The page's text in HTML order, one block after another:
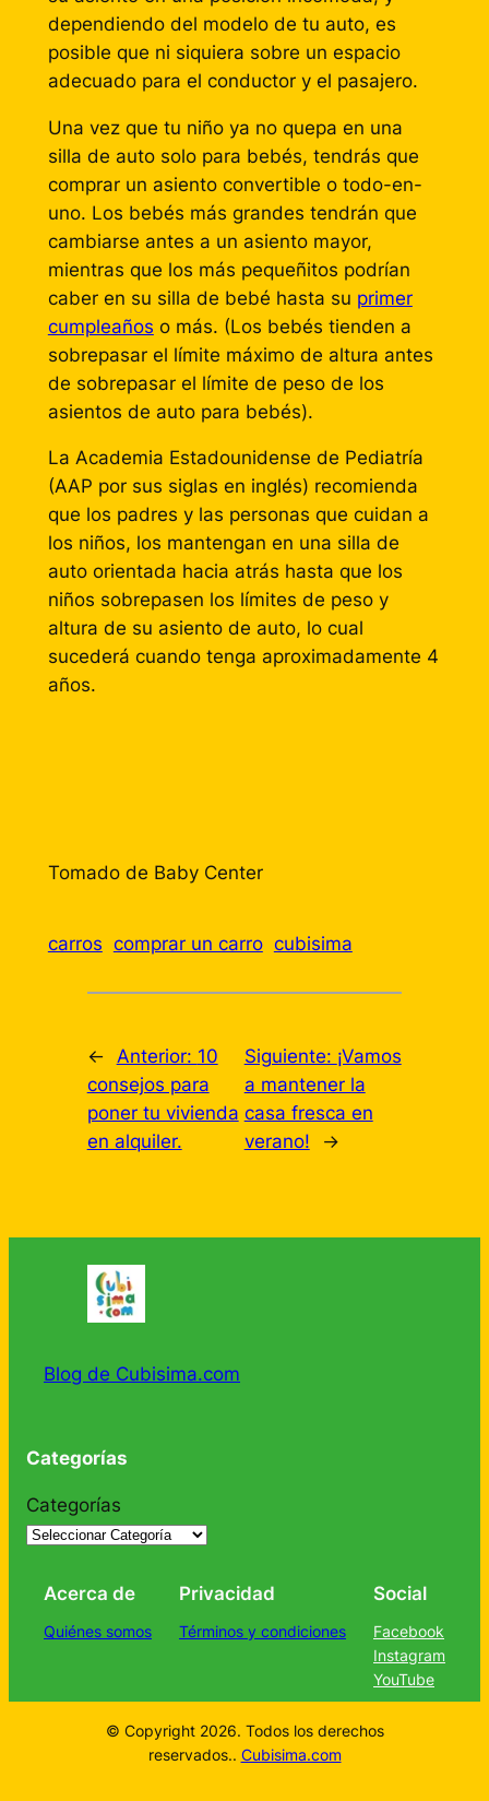
dependiendo del modelo de tu auto, es
posible que ni siquiera sobre un espacio
adecuado para el conductor y el pasajero.
Una vez que tu niño ya no quepa en una
silla de auto solo para bebés, tendrás que
comprar un asiento convertible o todo-en-
uno. Los bebés más grandes tendrán que
cambiarse antes a un asiento mayor,
mientras que los más pequeñitos podrían
caber en su silla de bebé hasta su primer
cumpleaños o más. (Los bebés tienden a
sobrepasar el límite máximo de altura antes
de sobrepasar el límite de peso de los
asientos de auto para bebés).
La Academia Estadounidense de Pediatría
(AAP por sus siglas en inglés) recomienda
que los padres y las personas que cuidan a
los niños, los mantengan en una silla de
auto orientada hacia atrás hasta que los
niños sobrepasen los límites de peso y
altura de su asiento de auto, lo cual
sucederá cuando tenga aproximadamente 4
años.
Tomado de Baby Center
carros comprar un carro cubisima
← Anterior: 10
consejos para
poner tu vivienda
en alquiler.
Siguiente: ¡Vamos
a mantener la
casa fresca en
verano!
→
Blog de Cubisima.com
Categorías
Categorías
Acerca de
Quiénes somos
Privacidad
Términos y condiciones
Social
Facebook
Instagram
YouTube
© Copyright 2026. Todos los derechos
reservados.. Cubisima.com